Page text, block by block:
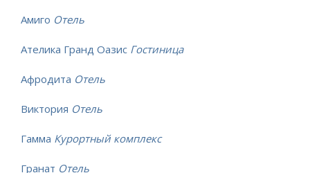
Амиго Отель
Ателика Гранд Оазис Гостиница
Афродита Отель
Виктория Отель
Гамма Курортный комплекс
Гранат Отель